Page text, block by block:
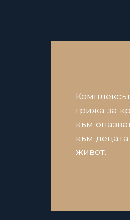
грижа за
към
към
живот.